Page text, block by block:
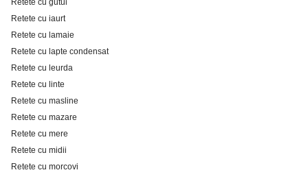
Retete cu gutui
Retete cu iaurt
Retete cu lamaie
Retete cu lapte condensat
Retete cu leurda
Retete cu linte
Retete cu masline
Retete cu mazare
Retete cu mere
Retete cu midii
Retete cu morcovi